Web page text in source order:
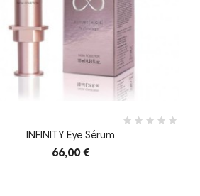
INFINITY Eye Sérum
66,00 €